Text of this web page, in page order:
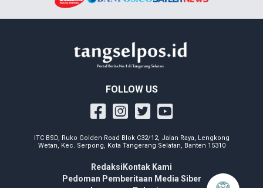
FOLLOW US
ITC BSD, Ruko Golden Road Blok C32/12, Jalan Raya, Lengkong
Wetan, Kec. Serpong, Kota Tangerang Selatan, Banten 15310
Redaksi Kontak Kami
Pedoman Pemberitaan Media Siber